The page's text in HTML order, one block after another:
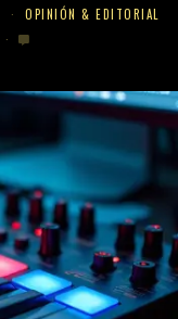
OPINIÓN & EDITORIAL